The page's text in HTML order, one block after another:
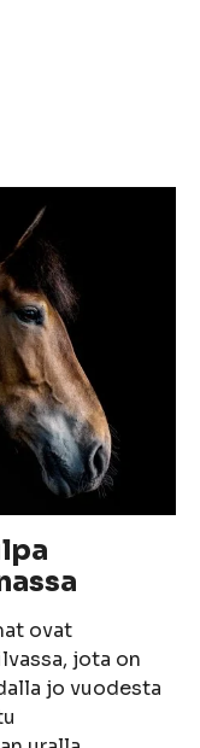
ovat
jota on
jo vuodesta